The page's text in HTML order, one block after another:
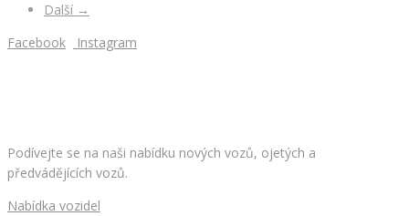
Další →
Facebook
Instagram
Podívejte se na naši nabídku nových vozů, ojetých a
předvádějících vozů.
Nabídka vozidel